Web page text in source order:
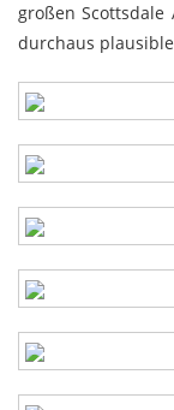
großen
durchaus